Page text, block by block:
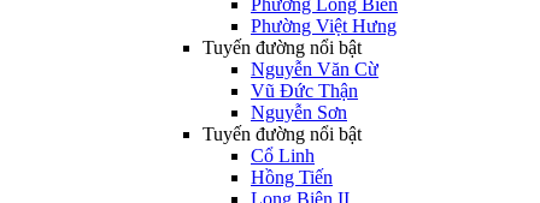
Phường Long Biên
Phường Việt Hưng
Tuyến đường nổi bật
Nguyễn Văn Cừ
Vũ Đức Thận
Nguyễn Sơn
Tuyến đường nổi bật
Cổ Linh
Hồng Tiến
Long Biên II